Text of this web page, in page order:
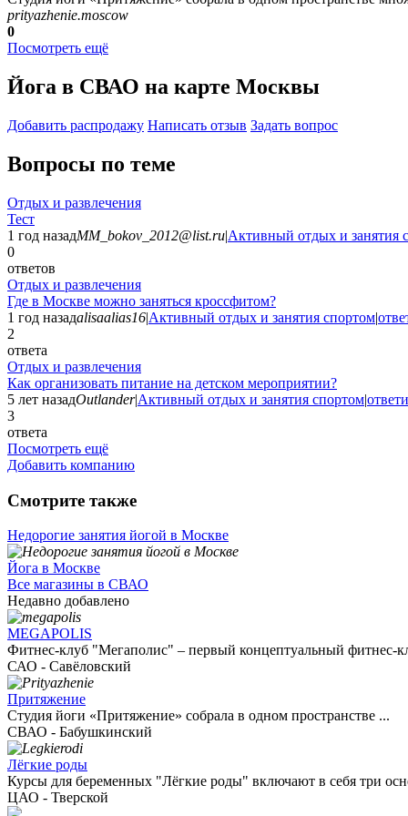
prityazhenie.moscow
0
Посмотреть ещё
Йога в СВАО на карте Москвы
Добавить раcпродажу Написать отзыв Задать вопрос
Вопросы по теме
Отдых и развлечения
Тест
1 год назадMM_bokov_2012@list.ru|Активный отдых и занятия
0
ответов
Отдых и развлечения
Где в Москве можно заняться кроссфитом?
1 год назадalisaalias16|Активный отдых и занятия спортом|
2
ответа
Отдых и развлечения
Как организовать питание на детском мероприятии?
5 лет назадOutlander|Активный отдых и занятия спортом|
3
ответа
Посмотреть ещё
Добавить компанию
Смотрите также
Недорогие занятия йогой в Москве
Йога в Москве
Все магазины в СВАО
Недавно добавлено
MEGAPOLIS
Фитнес-клуб "Мегаполис" – первый концептуальный фитнес-
САО - Савёловский
Притяжение
Студия йоги «Притяжение» собрала в одном пространстве ...
СВАО - Бабушкинский
Лёгкие роды
Курсы для беременных "Лёгкие роды" включают в себя три
ЦАО - Тверской